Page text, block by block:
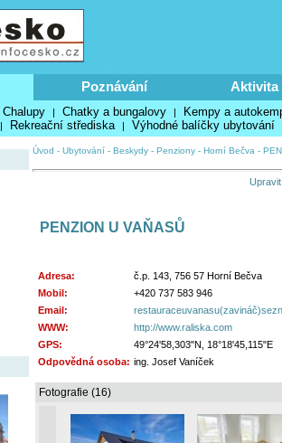
Poznávání Aktivita
Chalupy | Chatky a bungalovy | Kempy a
| Rekreační střediska | Výhodné balíčky ubytování
Úvod - Ubytování - Beskydy - Penziony - Horní Bečva -
PENZION U VAŇASŮ
Adresa:
č.p. 143, 756 57 Horní Bečva
Mobil:
+420 737 583 946
Email:
WWW:
http://www.raliska.com
GPS:
49°24'58,303"N, 18°18'45,115"E
Odpovědná osoba: ing. Josef Vaníček
Fotografie (16)